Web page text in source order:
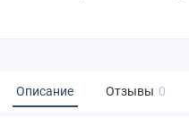
Описание Отзывы 0